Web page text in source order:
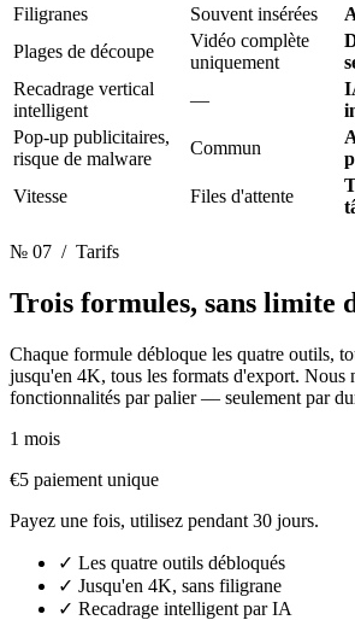
Filigranes
Souvent insérées
Plages de découpe
Vidéo complète
uniquement
Recadrage vertical
intelligent
—
Pop-up publicitaires,
risque de malware
Commun
Vitesse
Files d'attente
№ 07 / Tarifs
Trois formules, sans limite
Chaque formule débloque les quatre outils,
jusqu'en 4K, tous les formats d'export. Nous
fonctionnalités par palier — seulement par
1 mois
€5 paiement unique
Payez une fois, utilisez pendant 30 jours.
✓ Les quatre outils débloqués
✓ Jusqu'en 4K, sans filigrane
✓ Recadrage intelligent par IA